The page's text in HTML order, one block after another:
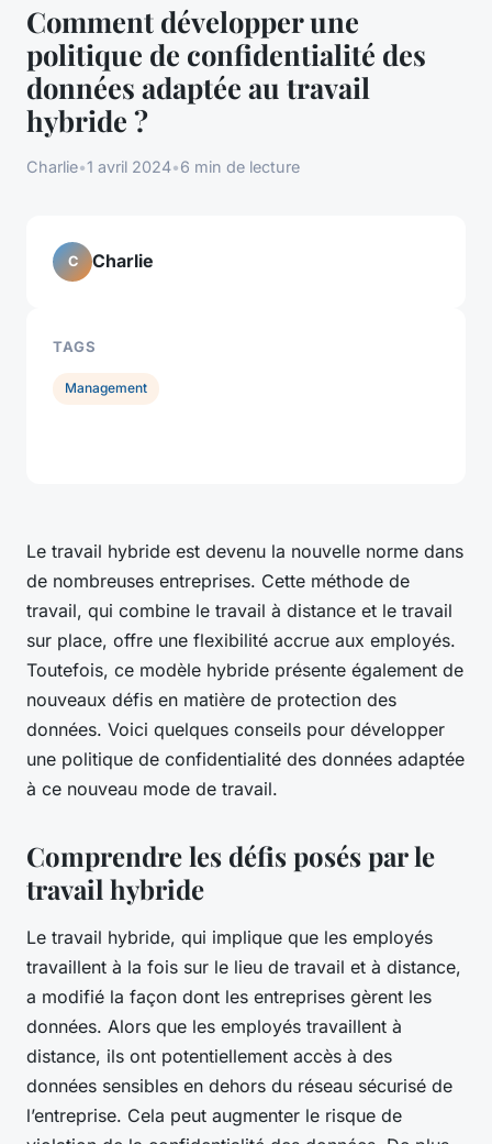
Comment développer une
politique de confidentialité des
données adaptée au travail
hybride ?
Charlie•1 avril 2024•6 min de lecture
Le travail hybride est devenu la nouvelle norme dans
de nombreuses entreprises. Cette méthode de
travail, qui combine le travail à distance et le travail
sur place, offre une flexibilité accrue aux employés.
Toutefois, ce modèle hybride présente également de
nouveaux défis en matière de protection des
données. Voici quelques conseils pour développer
une politique de confidentialité des données adaptée
à ce nouveau mode de travail.
Comprendre les défis posés par le
travail hybride
Le travail hybride, qui implique que les employés
travaillent à la fois sur le lieu de travail et à distance,
a modifié la façon dont les entreprises gèrent les
données. Alors que les employés travaillent à
distance, ils ont potentiellement accès à des
données sensibles en dehors du réseau sécurisé de
l’entreprise. Cela peut augmenter le risque de
C Charlie
TAGS
Management